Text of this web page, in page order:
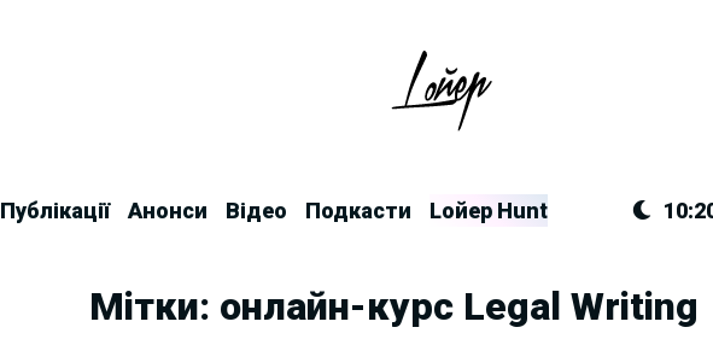
Публікації Анонси Відео Подкасти Lойер Hunt
Мітки: онлайн-курс Legal Writing